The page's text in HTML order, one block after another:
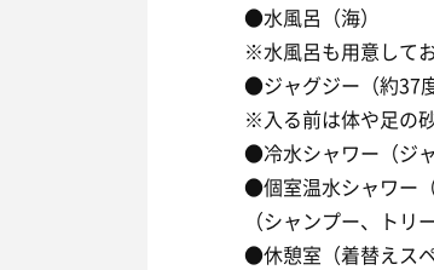
●水風呂（海）
※水風呂も用意して
●ジャグジー（約37度
※入る前は体や足の
●冷水シャワー（ジ
●個室温水シャワー（
（シャンプー、トリ
●休憩室（着替えスペ